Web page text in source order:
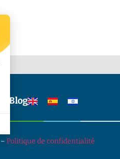
Blog
– Politique de confidentialité
vos Options